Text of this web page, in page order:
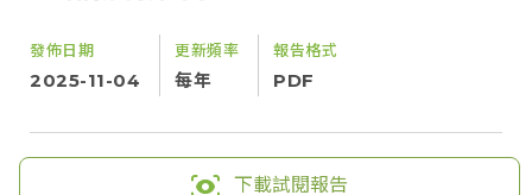
發佈日期
2025-11-04
更新頻率
每年
報告格式
PDF
下載試閱報告